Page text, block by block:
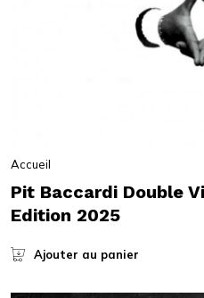
Accueil
Pit Baccardi Double
Edition 2025
Ajouter au panier